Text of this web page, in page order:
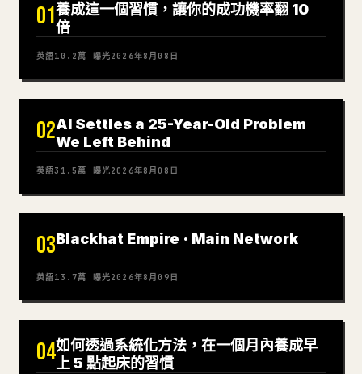
01養成這一個習慣，讓你的成功機率翻 10
倍
英語10.2萬 曝光2026年8月08日
02AI Settles a 25-Year-Old Problem
We Left Behind
英語31.5萬 曝光2026年8月08日
03Blackhat Empire · Main Network
英語13.7萬 曝光2026年8月09日
04如何透過系統化方法，在一個月內養成早
上 5 點起床的習慣